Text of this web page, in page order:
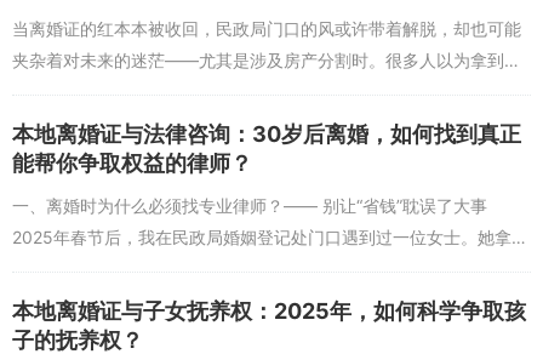
险。
答：可以通过三个维度判断：一是价值观匹配度（比如对家庭、金
钱、子女教育的核心看法是否一致），二是冲突处理方式（是否能理
性沟通而非逃避或攻击），三是对“婚姻修复”的认知（是否认为婚姻
需要双方共同经营，而非单方面妥协）。建议通过至少半年的深度相
处，观察其在压力场景下的表现（如讨论经济问题、家庭责任时的态
度），避免因“急于稳定”而忽略本质问题。
当离婚证的红本本被收回，民政局门口的风或许带着解脱，却也可能
夹杂着对未来的迷茫——尤其是涉及房产分割时。很多人以为拿到证
就万事大吉，却在后续发现“房子归我”的判决成了一纸空文，或者因
分割时忽略细节...
本地离婚证与法律咨询：30岁后离婚，如何找到真正
能帮你争取权益的律师？
一、离婚时为什么必须找专业律师？—— 别让“省钱”耽误了大事
2025年春节后，我在民政局婚姻登记处门口遇到过一位女士。她拿着
一沓自己打印的《民法典》条文，眼眶通红地说：“我以为自己准备得
很充分...
本地离婚证与子女抚养权：2025年，如何科学争取孩
子的抚养权？